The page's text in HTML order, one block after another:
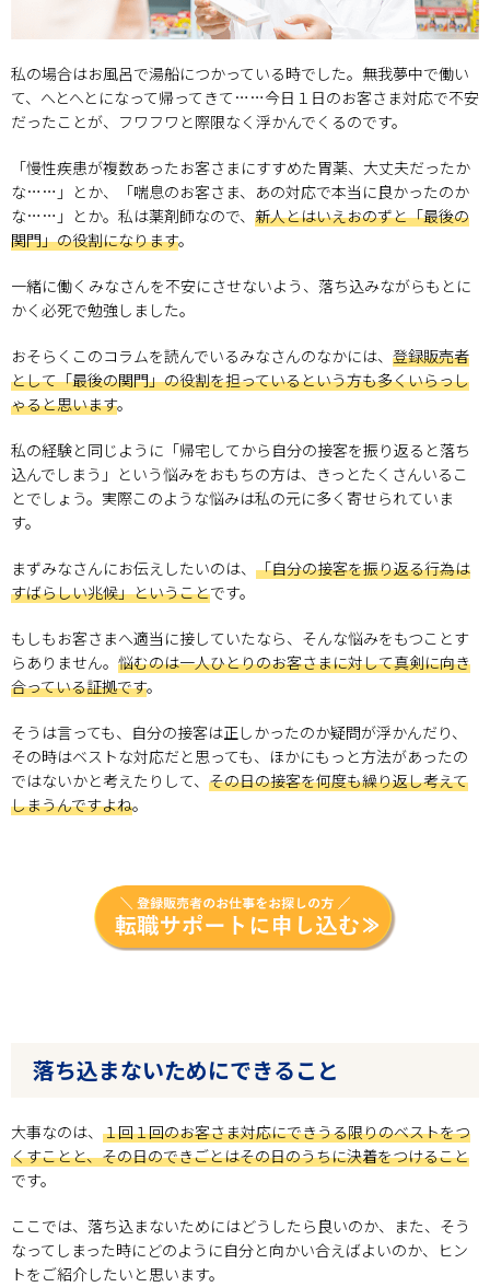
私の場合はお風呂で湯船につかっている時でした。無我夢中で働い
て、へとへとになって帰ってきて……今日１日のお客さま対応で不安
だったことが、フワフワと際限なく浮かんでくるのです。
「慢性疾患が複数あったお客さまにすすめた胃薬、大丈夫だったか
な……」とか、「喘息のお客さま、あの対応で本当に良かったのか
な……」とか。私は薬剤師なので、 新人とはいえおのずと「最後の
関門」の役割になります。
一緒に働くみなさんを不安にさせないよう、落ち込みながらもとに
かく必死で勉強しました。
おそらくこのコラムを読んでいるみなさんのなかには、 登録販売者
として「最後の関門」の役割を担っているという方も多くいらっし
ゃると思います。
私の経験と同じように「帰宅してから自分の接客を振り返ると落ち
込んでしまう」という悩みをおもちの方は、きっとたくさんいるこ
とでしょう。実際このような悩みは私の元に多く寄せられていま
す。
まずみなさんにお伝えしたいのは、 「自分の接客を振り返る行為は
すばらしい兆候」ということです。
もしもお客さまへ適当に接していたなら、そんな悩みをもつことす
らありません。 悩むのは一人ひとりのお客さまに対して真剣に向き
合っている証拠です。
そうは言っても、自分の接客は正しかったのか疑問が浮かんだり、
その時はベストな対応だと思っても、ほかにもっと方法があったの
ではないかと考えたりして、 その日の接客を何度も繰り返し考えて
しまうんですよね。
落ち込まないためにできること
大事なのは、 １回１回のお客さま対応にできうる限りのベストをつ
くすことと、その日のできごとはその日のうちに決着をつけること
です。
ここでは、落ち込まないためにはどうしたら良いのか、また、そう
なってしまった時にどのように自分と向かい合えばよいのか、ヒン
トをご紹介したいと思います。